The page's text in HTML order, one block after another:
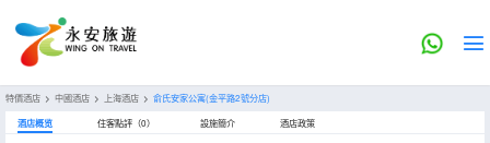
特價酒店 > 中國酒店 > 上海酒店 > 俞氏安家公寓(金平路2號分店)
酒店概览 住客點評（0） 設施簡介 酒店政策